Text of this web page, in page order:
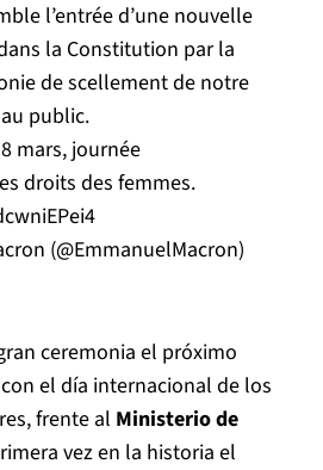
l’entrée d’une nouvelle
la Constitution par la
de scellement de notre
public.
mars, journée
droits des femmes.
(@EmmanuelMacron)
ceremonia el próximo
el día internacional de los
frente al Ministerio de
vez en la historia el